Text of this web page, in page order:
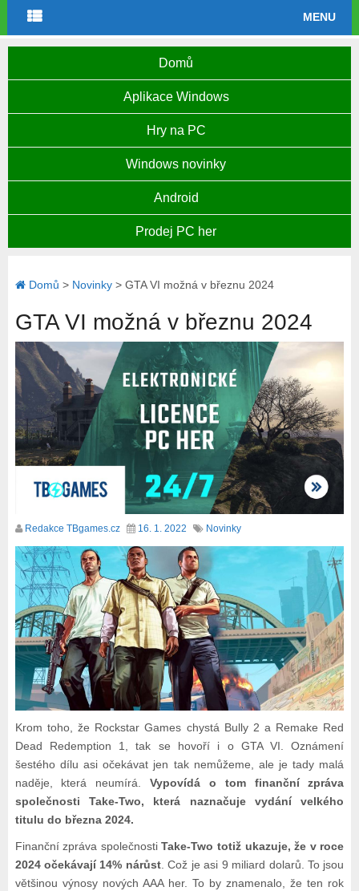
MENU
Domů
Aplikace Windows
Hry na PC
Windows novinky
Android
Prodej PC her
Domů > Novinky> GTA VI možná v březnu 2024
GTA VI možná v březnu 2024
Redakce TBgames.cz 16. 1. 2022 Novinky
Krom toho, že Rockstar Games chystá Bully 2 a Remake Red
Dead Redemption 1, tak se hovoří i o GTA VI. Oznámení
šestého dílu asi očekávat jen tak nemůžeme, ale je tady malá
naděje, která neumírá.Vypovídá o tom finanční zpráva
společnosti Take-Two, která naznačuje vydání velkého
titulu do března 2024.
Finanční zpráva společnostiTake-Two totiž ukazuje, že v roce
2024 očekávají 14% nárůst. Což je asi 9 miliard dolarů. To jsou
většinou výnosy nových AAA her. To by znamenalo, že ten rok